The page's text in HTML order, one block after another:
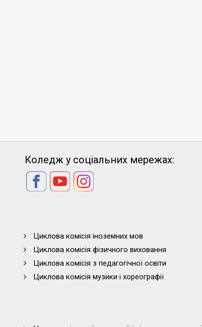
Коледж у соціальних мережах:
Циклова комісія іноземних мов
Циклова комісія фізичного виховання
Циклова комісія з педагогічної освіти
Циклова комісія музики і хореографії